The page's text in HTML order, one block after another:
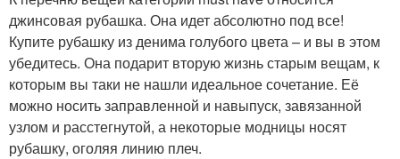
джинсовая рубашка. Она идет абсолютно под все!
Купите рубашку из денима голубого цвета – и вы в этом
убедитесь. Она подарит вторую жизнь старым вещам, к
которым вы таки не нашли идеальное сочетание. Её
можно носить заправленной и навыпуск, завязанной
узлом и расстегнутой, а некоторые модницы носят
рубашку, оголяя линию плеч.